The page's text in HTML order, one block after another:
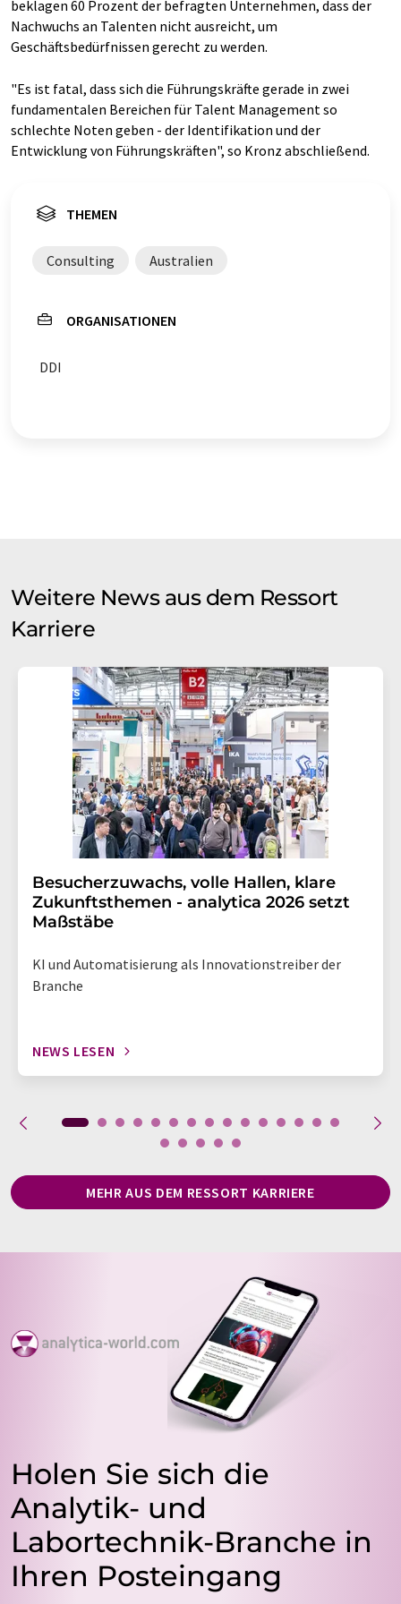
beklagen 60 Prozent der befragten Unternehmen, dass der
Nachwuchs an Talenten nicht ausreicht, um
Geschäftsbedürfnissen gerecht zu werden.
"Es ist fatal, dass sich die Führungskräfte gerade in zwei
fundamentalen Bereichen für Talent Management so
schlechte Noten geben - der Identifikation und der
Entwicklung von Führungskräften", so Kronz abschließend.
THEMEN
Consulting Australien
ORGANISATIONEN
DDI
Weitere News aus dem Ressort
Karriere
Besucherzuwachs, volle Hallen, klare
Zukunftsthemen - analytica 2026 setzt
Maßstäbe
KI und Automatisierung als Innovationstreiber der
Branche
NEWS LESEN
MEHR AUS DEM RESSORT KARRIERE
Holen Sie sich die
Analytik- und
Labortechnik-Branche in
Ihren Posteingang